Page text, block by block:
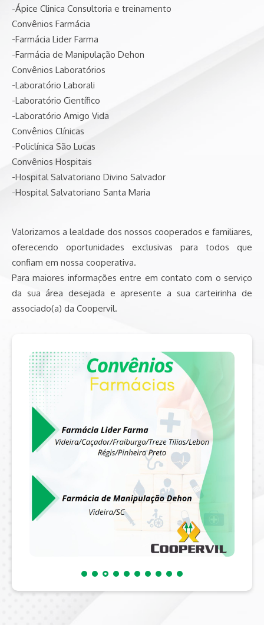
-Ápice Clinica Consultoria e treinamento
Convênios Farmácia
-Farmácia Lider Farma
-Farmácia de Manipulação Dehon
Convênios Laboratórios
-Laboratório Laborali
-Laboratório Científico
-Laboratório Amigo Vida
Convênios Clínicas
-Policlínica São Lucas
Convênios Hospitais
-Hospital Salvatoriano Divino Salvador
-Hospital Salvatoriano Santa Maria
Valorizamos a lealdade dos nossos cooperados e familiares,
oferecendo oportunidades exclusivas para todos que
confiam em nossa cooperativa.
Para maiores informações entre em contato com o serviço
da sua área desejada e apresente a sua carteirinha de
associado(a) da Coopervil.